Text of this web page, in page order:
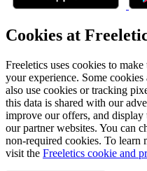
Cookies at
Freeletics uses cookies to
your experience. Some
also use cookies or tracking
this data is shared with our
improve our offers, and display
our partner websites. You can
non-required cookies. To learn
visit the Freeletics cookie and